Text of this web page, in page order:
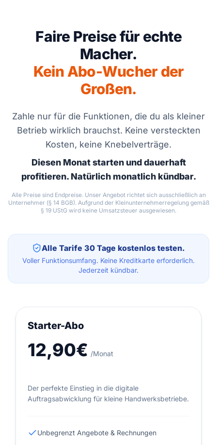
Faire Preise für echte
Macher.
Kein Abo-Wucher der
Großen.
Zahle nur für die Funktionen, die du als kleiner
Betrieb wirklich brauchst. Keine versteckten
Kosten, keine Knebelverträge.
Diesen Monat starten und dauerhaft
profitieren. Natürlich monatlich kündbar.
Alle Preise sind Endpreise. Unser Angebot richtet sich ausschließlich an
Unternehmer (§ 14 BGB). Aufgrund der Kleinunternehmerregelung gemäß
§ 19 UStG wird keine Umsatzsteuer ausgewiesen.
Alle Tarife 30 Tage kostenlos testen.
Voller Funktionsumfang. Keine Kreditkarte erforderlich.
Jederzeit kündbar.
Starter-Abo
12,90€ /Monat
Der perfekte Einstieg in die digitale
Auftragsabwicklung für kleine Handwerksbetriebe.
Unbegrenzt Angebote & Rechnungen